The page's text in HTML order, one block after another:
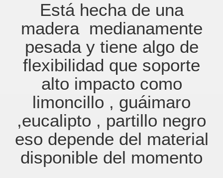
Está hecha de una
madera medianamente
pesada y tiene algo de
flexibilidad que soporte
alto impacto como
limoncillo , guáimaro
,eucalipto , partillo negro
eso depende del material
disponible del momento